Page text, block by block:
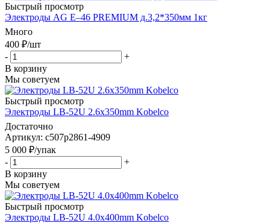
Быстрый просмотр
Электроды AG E–46 PREMIUM д.3,2*350мм 1кг
Много
400 ₽/шт
-
+
В корзину
Мы советуем
Быстрый просмотр
Электроды LB-52U 2.6x350mm Kobelco
Достаточно
Артикул: c507p2861-4909
5 000 ₽/упак
-
+
В корзину
Мы советуем
Быстрый просмотр
Электроды LB-52U 4.0x400mm Kobelco